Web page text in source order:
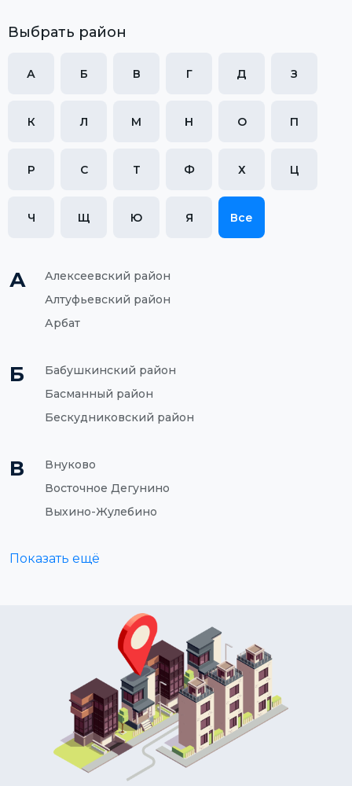
Выбрать район
А Б В Г Д З
К Л М Н О П
Р С Т Ф Х Ц
Ч Щ Ю Я Все
А
Алексеевский район
Алтуфьевский район
Арбат
Б
Бабушкинский район
Басманный район
Бескудниковский район
В
Внуково
Восточное Дегунино
Выхино-Жулебино
Показать ещё